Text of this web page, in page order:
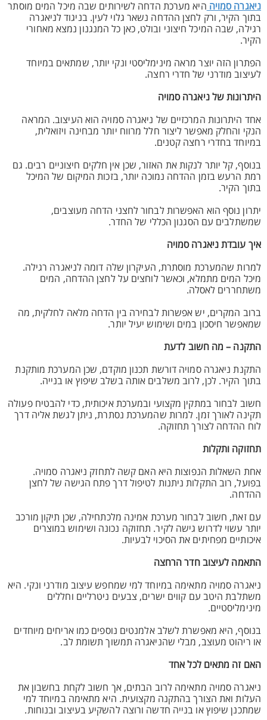
ניאגרה סמויה היא מערכת הדחה לשירותים שבה מיכל המים מוסתר
בתוך הקיר, ורק לחצן ההדחה נשאר גלוי לעין. בניגוד לניאגרה
רגילה, שבה המיכל חיצוני ובולט, כאן כל המנגנון נמצא מאחורי
הקיר.
הפתרון הזה יוצר מראה מינימליסטי ונקי יותר, שמתאים במיוחד
לעיצוב מודרני של חדרי רחצה.
היתרונות של ניאגרה סמויה
אחד היתרונות המרכזיים של ניאגרה סמויה הוא העיצוב. המראה
הנקי והחלק מאפשר ליצור חלל מרווח יותר מבחינה ויזואלית,
במיוחד בחדרי רחצה קטנים.
בנוסף, קל יותר לנקות את האזור, שכן אין חלקים חיצוניים רבים. גם
רמת הרעש בזמן ההדחה נמוכה יותר, בזכות המיקום של המיכל
בתוך הקיר.
יתרון נוסף הוא האפשרות לבחור לחצני הדחה מעוצבים,
שמשתלבים עם הסגנון הכללי של החדר.
איך עובדת ניאגרה סמויה
למרות שהמערכת מוסתרת, העיקרון שלה דומה לניאגרה רגילה.
מיכל המים מתמלא, וכאשר לוחצים על לחצן ההדחה, המים
משתחררים לאסלה.
ברוב המקרים, יש אפשרות לבחירה בין הדחה מלאה לחלקית, מה
שמאפשר חיסכון במים ושימוש יעיל יותר.
התקנה – מה חשוב לדעת
התקנת ניאגרה סמויה דורשת תכנון מוקדם, שכן המערכת מותקנת
בתוך הקיר. לכן, לרוב משלבים אותה בשלב שיפוץ או בנייה.
חשוב לבחור במתקין מקצועי ובמערכת איכותית, כדי להבטיח פעולה
תקינה לאורך זמן. למרות שהמערכת נסתרת, ניתן לגשת אליה דרך
לוח ההדחה לצורך תחזוקה.
תחזוקה ותקלות
אחת השאלות הנפוצות היא האם קשה לתחזק ניאגרה סמויה.
בפועל, רוב התקלות ניתנות לטיפול דרך פתח הגישה של לחצן
ההדחה.
עם זאת, חשוב לבחור מערכת אמינה מלכתחילה, שכן תיקון מורכב
יותר עשוי לדרוש גישה לקיר. תחזוקה נכונה ושימוש במוצרים
איכותיים מפחיתים את הסיכוי לבעיות.
התאמה לעיצוב חדר הרחצה
ניאגרה סמויה מתאימה במיוחד למי שמחפש עיצוב מודרני ונקי. היא
משתלבת היטב עם קווים ישרים, צבעים ניטרליים וחללים
מינימליסטיים.
בנוסף, היא מאפשרת לשלב אלמנטים נוספים כמו אריחים מיוחדים
או ריהוט מעוצב, מבלי שהניאגרה תמשוך תשומת לב.
האם זה מתאים לכל אחד
ניאגרה סמויה מתאימה לרוב הבתים, אך חשוב לקחת בחשבון את
העלות ואת הצורך בהתקנה מקצועית. היא מתאימה במיוחד למי
שמתכנן שיפוץ או בנייה חדשה ורוצה להשקיע בעיצוב ובנוחות.